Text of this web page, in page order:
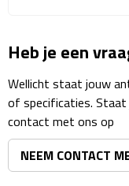
Matrozentassen
Reizen
Reisbekers
Heb je een
Wellicht staat jouw
of specificaties. Staat
contact met ons op
NEEM CONTACT